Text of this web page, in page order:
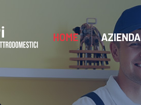
HOME AZIENDA